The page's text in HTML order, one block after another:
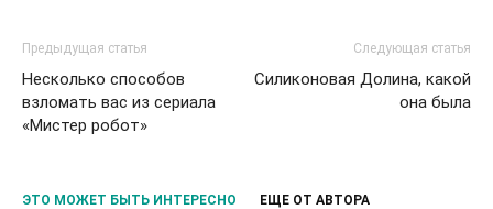
Предыдущая статья
Несколько способов
взломать вас из сериала
«Мистер робот»
Следующая статья
Силиконовая Долина, какой
она была
ЭТО МОЖЕТ БЫТЬ ИНТЕРЕСНО ЕЩЕ ОТ АВТОРА